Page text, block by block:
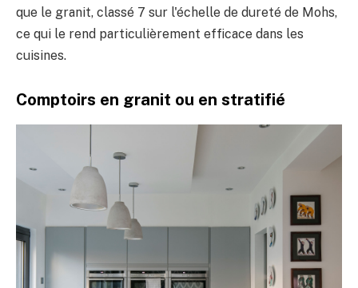
que le granit, classé 7 sur l'échelle de dureté de Mohs,
ce qui le rend particulièrement efficace dans les
cuisines.
Comptoirs en granit ou en stratifié